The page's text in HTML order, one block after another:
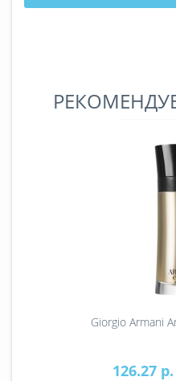
Giorgio Armani
126.27